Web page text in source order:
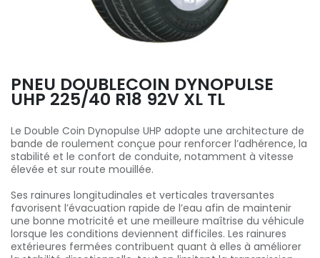
PNEU DOUBLECOIN DYNOPULSE
UHP 225/40 R18 92V XL TL
Le Double Coin Dynopulse UHP adopte une architecture de
bande de roulement conçue pour renforcer l’adhérence, la
stabilité et le confort de conduite, notamment à vitesse
élevée et sur route mouillée.
Ses rainures longitudinales et verticales traversantes
favorisent l’évacuation rapide de l’eau afin de maintenir
une bonne motricité et une meilleure maîtrise du véhicule
lorsque les conditions deviennent difficiles. Les rainures
extérieures fermées contribuent quant à elles à améliorer